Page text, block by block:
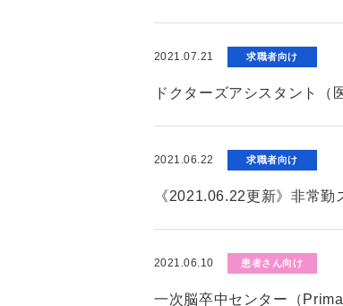
2021.07.21 求職者向け
ドクターズアシスタント
2021.06.22 求職者向け
《2021.06.22更新》非常勤
2021.06.10 患者さん向け
一次脳卒中センター（